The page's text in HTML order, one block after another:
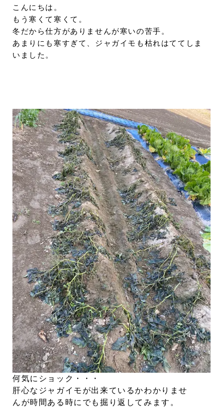
こんにちは。
もう寒くて寒くて。
冬だから仕方がありませんが寒いの苦手。
あまりにも寒すぎて、ジャガイモも枯れはててしま
いました。
何気にショック・・・
肝心なジャガイモが出来ているかわかりませ
んが時間ある時にでも掘り返してみます。